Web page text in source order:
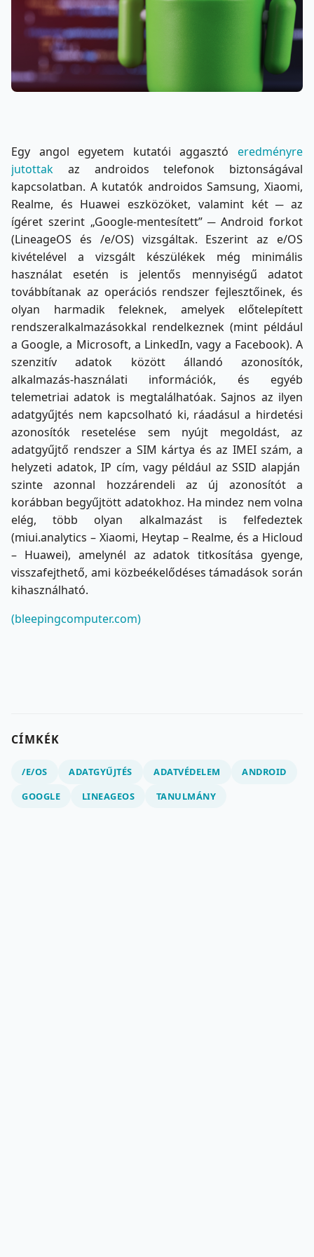
Egy angol egyetem kutatói aggasztó eredményre
jutottak az androidos telefonok biztonságával
kapcsolatban. A kutatók androidos Samsung, Xiaomi,
Realme, és Huawei eszközöket, valamint két ─ az
ígéret szerint „Google-mentesített” ─ Android forkot
(LineageOS és /e/OS) vizsgáltak. Eszerint az e/OS
kivételével a vizsgált készülékek még minimális
használat esetén is jelentős mennyiségű adatot
továbbítanak az operációs rendszer fejlesztőinek, és
olyan harmadik feleknek, amelyek előtelepített
rendszeralkalmazásokkal rendelkeznek (mint például
a Google, a Microsoft, a LinkedIn, vagy a Facebook). A
szenzitív adatok között állandó azonosítók,
alkalmazás-használati információk, és egyéb
telemetriai adatok is megtalálhatóak. Sajnos az ilyen
adatgyűjtés nem kapcsolható ki, ráadásul a hirdetési
azonosítók resetelése sem nyújt megoldást, az
adatgyűjtő rendszer a SIM kártya és az IMEI szám, a
helyzeti adatok, IP cím, vagy például az SSID alapján
szinte azonnal hozzárendeli az új azonosítót a
korábban begyűjtött adatokhoz. Ha mindez nem volna
elég, több olyan alkalmazást is felfedeztek
(miui.analytics – Xiaomi, Heytap – Realme, és a Hicloud
– Huawei), amelynél az adatok titkosítása gyenge,
visszafejthető, ami közbeékelődéses támadások során
kihasználható.
(bleepingcomputer.com)
CÍMKÉK
/E/OS ADATGYŰJTÉS ADATVÉDELEM
ANDROID
GOOGLE
LINEAGEOS TANULMÁNY